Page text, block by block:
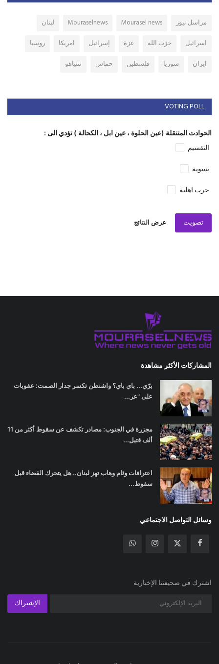
مراسل نيوز Mourasel news
Mouraselnews
لبنان
اسرائيل
حزب الله غزة إسرائيل امريكا
روسيا
ايران
سوريا فلسطين حماس نتنياهو
VOTING POLL
الحوادث المتنقلة (عين الحلوة ، عين ابل ، الكحالة ) تؤدي الى :
التقسيم
تسوية
حرب اهلية
تصويت عرض النتائج
المشاركات الأكثر مشاهدة
برّي... باي باي؟ واشنطن تكسر جدار الصمت: عقوبات
على "عر...
مجزرة في الجنوب: مصادر تكشف عن سقوط أكثر من 11
ألف قتيل...
اعترافات وئام وهاب تهز لبنان.. هل يتحرك القضاء قبل
سقوط...
وسائل التواصل الاجتماعي
اشترك في صحيفتنا الإخبارية
الإشتراك